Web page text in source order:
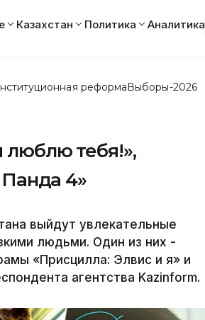
Казахстан Политика Аналитика
реформаВыборы-2026
тебя!»,
4»
выйдут увлекательные
людьми. Один из них -
«Присцилла: Элвис и я» и
агентства Kazinform.